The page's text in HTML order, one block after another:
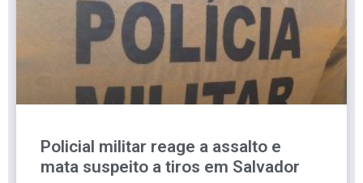
Policial militar reage a assalto e
mata suspeito a tiros em Salvador